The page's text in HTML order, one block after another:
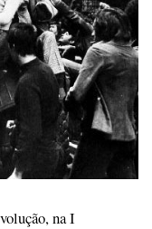
na I